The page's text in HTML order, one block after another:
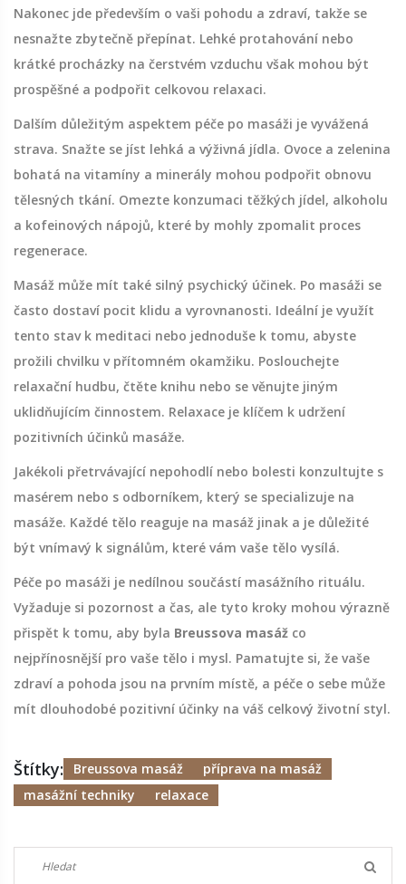
Nakonec jde především o vaši pohodu a zdraví, takže se
nesnažte zbytečně přepínat. Lehké protahování nebo
krátké procházky na čerstvém vzduchu však mohou být
prospěšné a podpořit celkovou relaxaci.
Dalším důležitým aspektem péče po masáži je vyvážená
strava. Snažte se jíst lehká a výživná jídla. Ovoce a zelenina
bohatá na vitamíny a minerály mohou podpořit obnovu
tělesných tkání. Omezte konzumaci těžkých jídel, alkoholu
a kofeinových nápojů, které by mohly zpomalit proces
regenerace.
Masáž může mít také silný psychický účinek. Po masáži se
často dostaví pocit klidu a vyrovnanosti. Ideální je využít
tento stav k meditaci nebo jednoduše k tomu, abyste
prožili chvilku v přítomném okamžiku. Poslouchejte
relaxační hudbu, čtěte knihu nebo se věnujte jiným
uklidňujícím činnostem. Relaxace je klíčem k udržení
pozitivních účinků masáže.
Jakékoli přetrvávající nepohodlí nebo bolesti konzultujte s
masérem nebo s odborníkem, který se specializuje na
masáže. Každé tělo reaguje na masáž jinak a je důležité
být vnímavý k signálům, které vám vaše tělo vysílá.
Péče po masáži je nedílnou součástí masážního rituálu.
Vyžaduje si pozornost a čas, ale tyto kroky mohou výrazně
přispět k tomu, aby byla Breussova masáž co
nejpřínosnější pro vaše tělo i mysl. Pamatujte si, že vaše
zdraví a pohoda jsou na prvním místě, a péče o sebe může
mít dlouhodobé pozitivní účinky na váš celkový životní styl.
Štítky: Breussova masáž
příprava na masáž
masážní techniky
relaxace